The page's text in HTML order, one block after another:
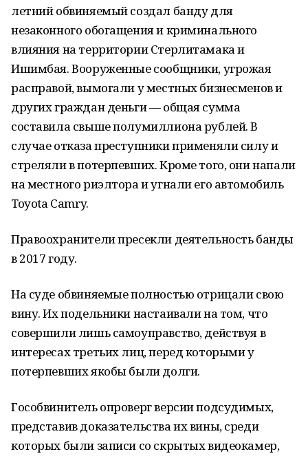
летний обвиняемый создал банду для
незаконного обогащения и криминального
влияния на территории Стерлитамака и
Ишимбая. Вооруженные сообщники, угрожая
расправой, вымогали у местных бизнесменов и
других граждан деньги — общая сумма
составила свыше полумиллиона рублей. В
случае отказа преступники применяли силу и
стреляли в потерпевших. Кроме того, они напали
на местного риэлтора и угнали его автомобиль
Toyota Camry.
Правоохранители пресекли деятельность банды
в 2017 году.
На суде обвиняемые полностью отрицали свою
вину. Их подельники настаивали на том, что
совершили лишь самоуправство, действуя в
интересах третьих лиц, перед которыми у
потерпевших якобы были долги.
Гособвинитель опроверг версии подсудимых,
представив доказательства их вины, среди
которых были записи со скрытых видеокамер,